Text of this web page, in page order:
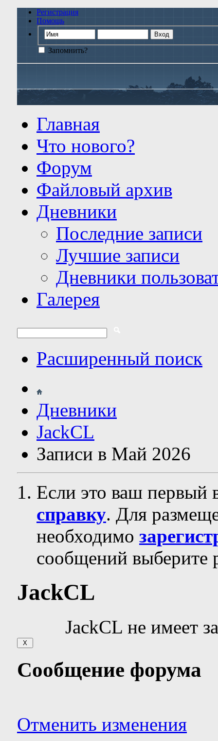
Регистрация
Помощь
Запомнить?
Главная
Что нового?
Форум
Файловый архив
Дневники
Последние записи
Лучшие записи
Дневники
Галерея
Расширенный поиск
Дневники
JackCL
Записи в Май 2026
Если это ваш первый
справку. Для
необходимо
сообщений выберите
JackCL
JackCL не имеет
Сообщение форума
Отменить изменения